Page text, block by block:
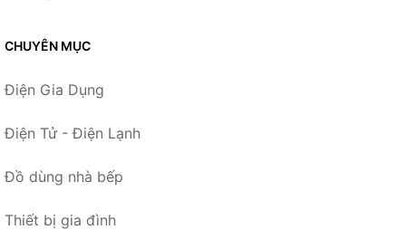
CHUYÊN MỤC
Điện Gia Dụng
Điện Tử - Điện Lạnh
Đồ dùng nhà bếp
Thiết bị gia đình